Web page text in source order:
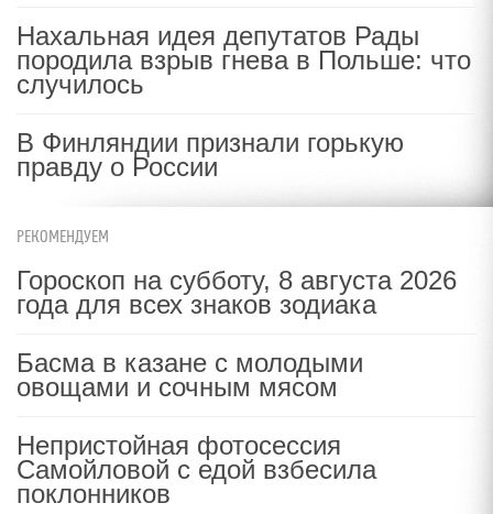
Нахальная идея депутатов Рады
породила взрыв гнева в Польше: что
случилось
В Финляндии признали горькую
правду о России
РЕКОМЕНДУЕМ
Гороскоп на субботу, 8 августа 2026
года для всех знаков зодиака
Басма в казане с молодыми
овощами и сочным мясом
Непристойная фотосессия
Самойловой с едой взбесила
поклонников